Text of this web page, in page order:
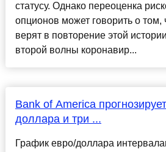
статусу. Однако переоценка
опционов может говорить о том,
верят в повторение этой
второй волны коронавир...
Bank of America
доллара и три ...
График евро/доллара